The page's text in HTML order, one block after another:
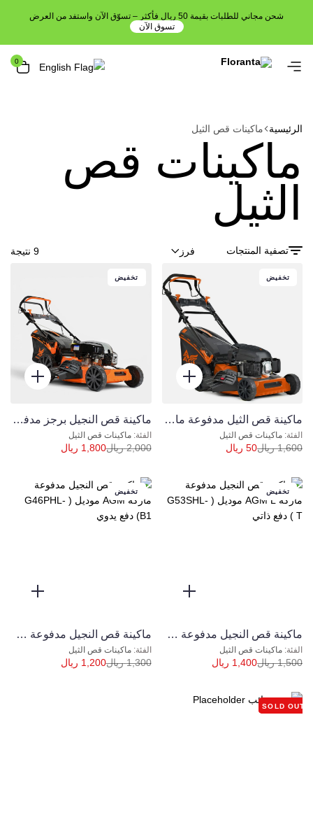
شحن مجاني للطلبات بقيمة 50 ريال فأكثر – تسوّق الآن واستفد من العرض
تسوق الآن
0
ماكينات قص
الثيل
الرئيسية ماكينات قص الثيل
تصفية المنتجات فرز 9 نتيجة
تخفيض
ماكينات قص الثيل
ماكينة قص الثيل مدفوعة ماركة ACM موديل ( G53SHL-T ) دفع ذاتي
1,600 ريال50 ريال
تخفيض
ماكينات قص الثيل
ماكينة قص النجيل برجز مدفوعة موديل AGM (G53SHL-K) دفع ذاتي
2,000 ريال1,800 ريال
تخفيض
ماكينات قص الثيل
ﻣﺎﻛﻴﻨﺔ ﻗﺺ اﻟﻨﺠﻴﻞ ﻣﺪﻓﻮﻋﺔ ﻣﺎركة AGM L موديل ( G53SHL-T ) دفع ذاتي
1,500 ريال1,400 ريال
تخفيض
ماكينات قص الثيل
ماكينة قص النجيل مدفوعة ماركة AGM موديل ( G46PHL-B1) دفع يدوي
1,300 ريال1,200 ريال
SOLD OUT